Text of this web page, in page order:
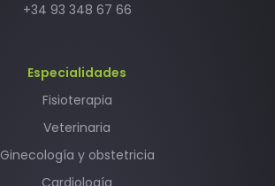
+34 93 348 67 66
Especialidades
Fisioterapia
Veterinaria
Ginecología y obstetricia